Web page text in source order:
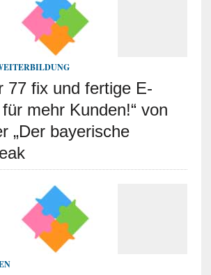
77 fix und fertige E-
mehr Kunden!“ von
„Der bayerische